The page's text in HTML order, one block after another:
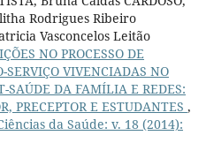
Rodrigues Ribeiro
Vasconcelos Leitão
NO PROCESSO DE
SERVIÇO VIVENCIADAS NO
SAÚDE DA FAMÍLIA E REDES:
PRECEPTOR E ESTUDANTES ,
da Saúde: v. 18 (2014):